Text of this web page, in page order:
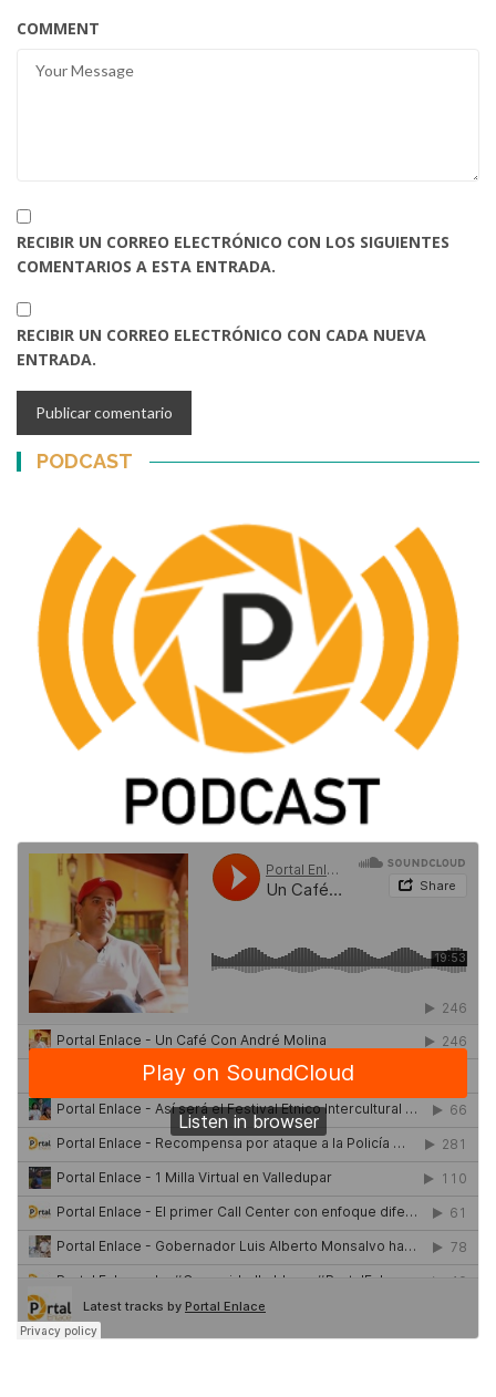
COMMENT
RECIBIR UN CORREO ELECTRÓNICO CON LOS SIGUIENTES
COMENTARIOS A ESTA ENTRADA.
RECIBIR UN CORREO ELECTRÓNICO CON CADA NUEVA
ENTRADA.
PODCAST